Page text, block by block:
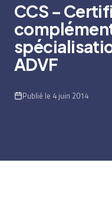
CCS –
ADVF
Publié le 4 juin 2014